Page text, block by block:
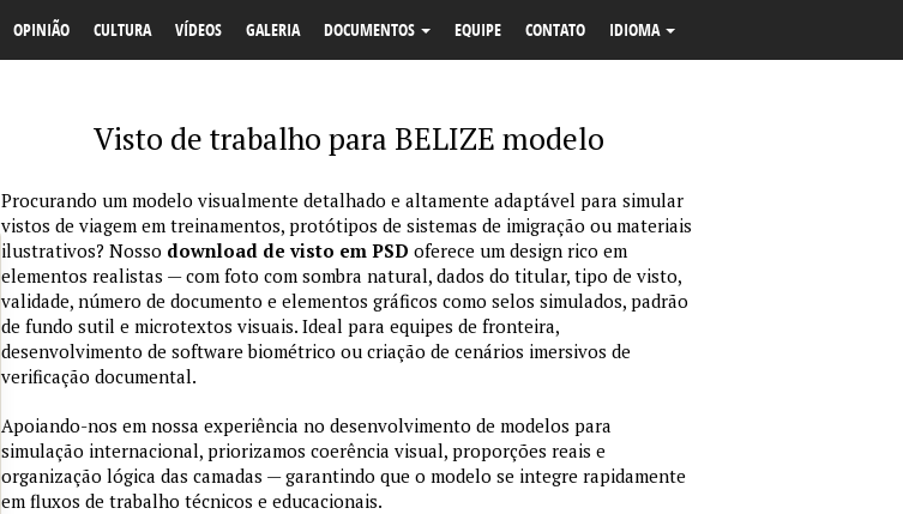
OPINIÃO CULTURA VÍDEOS GALERIA DOCUMENTOS EQUIPE CONTATO IDIOMA
Visto de trabalho para BELIZE modelo
Procurando um modelo visualmente detalhado e altamente adaptável para simular
vistos de viagem em treinamentos, protótipos de sistemas de imigração ou materiais
ilustrativos? Nosso download de visto em PSD oferece um design rico em
elementos realistas — com foto com sombra natural, dados do titular, tipo de visto,
validade, número de documento e elementos gráficos como selos simulados, padrão
de fundo sutil e microtextos visuais. Ideal para equipes de fronteira,
desenvolvimento de software biométrico ou criação de cenários imersivos de
verificação documental.
Apoiando-nos em nossa experiência no desenvolvimento de modelos para
simulação internacional, priorizamos coerência visual, proporções reais e
organização lógica das camadas — garantindo que o modelo se integre rapidamente
em fluxos de trabalho técnicos e educacionais.